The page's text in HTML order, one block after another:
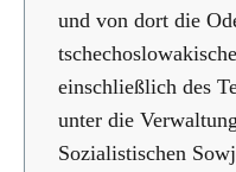
und von dort die
einschließlich des
unter die
Sozialistischen